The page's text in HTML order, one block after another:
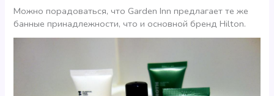
Можно порадоваться, что Garden Inn предлагает те же
банные принадлежности, что и основной бренд Hilton.